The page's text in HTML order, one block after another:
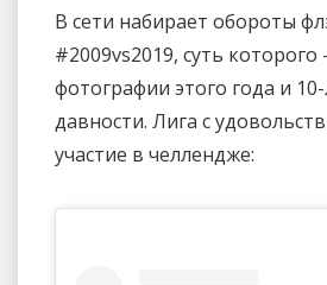
В сети набирает обороты
#2009vs2019, суть
фотографии этого года и
давности. Лига с
участие в челлендже: